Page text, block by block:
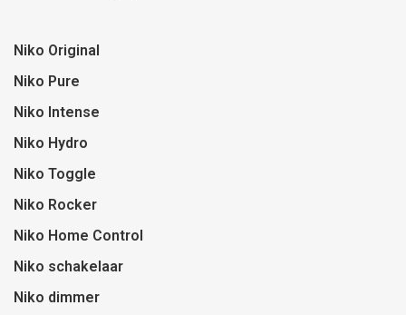
Niko Original
Niko Pure
Niko Intense
Niko Hydro
Niko Toggle
Niko Rocker
Niko Home Control
Niko schakelaar
Niko dimmer